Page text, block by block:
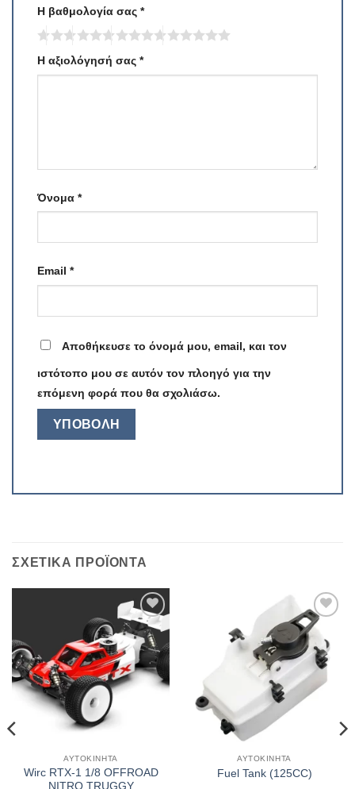
Η βαθμολογία σας *
Η αξιολόγησή σας *
Όνομα *
Email *
Αποθήκευσε το όνομά μου, email, και τον
ιστότοπο μου σε αυτόν τον πλοηγό για την
επόμενη φορά που θα σχολιάσω.
ΣΧΕΤΙΚΆ ΠΡΟΪΌΝΤΑ
Πρόσθήκη
στην λίστα
επιθυμιών
ΑΥΤΟΚΊΝΗΤΑ
Wirc RTX-1 1/8 OFFROAD
NITRO TRUGGY
Πρόσθήκη
στην λίστα
επιθυμιών
ΑΥΤΟΚΊΝΗΤΑ
Fuel Tank (125CC)